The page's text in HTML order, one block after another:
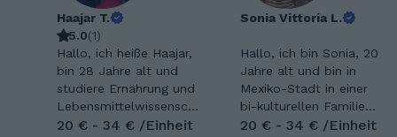
Haajar T.
5.0(1)
Hallo, ich heiße Haajar,
bin 28 Jahre alt und
studiere Ernährung und
Lebensmittelwissenscha
ften
20 € - 34 € /Einheit
Sonia Vittoria L.
Hallo, ich bin Sonia, 20
Jahre alt und bin in
Mexiko-Stadt in einer
bi-kulturellen Familie
(Mexikanisch-Deutsch)
20 € - 34 € /Einheit